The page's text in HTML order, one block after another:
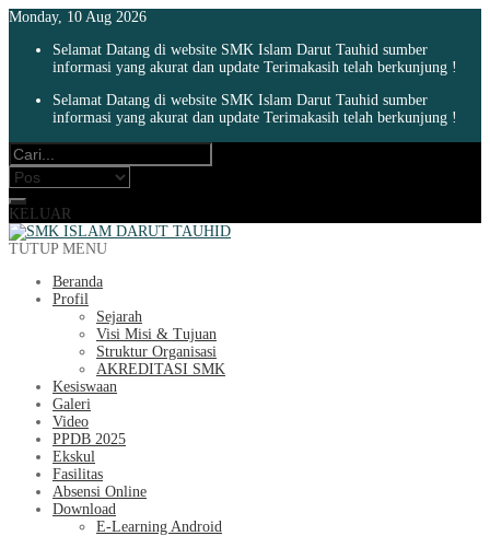
Monday, 10 Aug 2026
Selamat Datang di website SMK Islam Darut Tauhid sumber
informasi yang akurat dan update Terimakasih telah berkunjung !
Selamat Datang di website SMK Islam Darut Tauhid sumber
informasi yang akurat dan update Terimakasih telah berkunjung !
KELUAR
TUTUP MENU
Beranda
Profil
Sejarah
Visi Misi & Tujuan
Struktur Organisasi
AKREDITASI SMK
Kesiswaan
Galeri
Video
PPDB 2025
Ekskul
Fasilitas
Absensi Online
Download
E-Learning Android